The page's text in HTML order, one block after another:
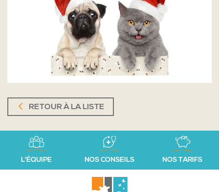
RETOUR À LA LISTE
L'ÉQUIPE NOS CONSEILS NOS TARIFS